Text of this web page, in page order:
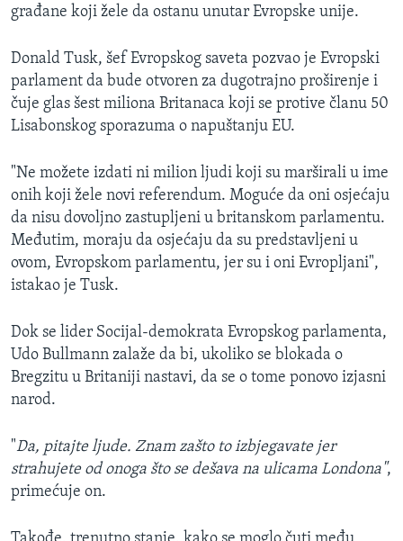
građane koji žele da ostanu unutar Evropske unije.
Donald Tusk, šef Evropskog saveta pozvao je Evropski
parlament da bude otvoren za dugotrajno proširenje i
čuje glas šest miliona Britanaca koji se protive članu 50
Lisabonskog sporazuma o napuštanju EU.
"Ne možete izdati ni milion ljudi koji su marširali u ime
onih koji žele novi referendum. Moguće da oni osjećaju
da nisu dovoljno zastupljeni u britanskom parlamentu.
Međutim, moraju da osjećaju da su predstavljeni u
ovom, Evropskom parlamentu, jer su i oni Evropljani",
istakao je Tusk.
Dok se lider Socijal-demokrata Evropskog parlamenta,
Udo Bullmann zalaže da bi, ukoliko se blokada o
Bregzitu u Britaniji nastavi, da se o tome ponovo izjasni
narod.
"Da, pitajte ljude. Znam zašto to izbjegavate jer
strahujete od onoga što se dešava na ulicama Londona",
primećuje on.